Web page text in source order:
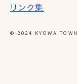
リンク集
© 2024 KYOWA TOWN